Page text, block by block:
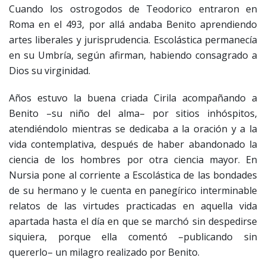
Cuando los ostrogodos de Teodorico entraron en
Roma en el 493, por allá andaba Benito aprendiendo
artes liberales y jurisprudencia. Escolástica permanecía
en su Umbría, según afirman, habiendo consagrado a
Dios su virginidad.
Años estuvo la buena criada Cirila acompañando a
Benito –su niño del alma– por sitios inhóspitos,
atendiéndolo mientras se dedicaba a la oración y a la
vida contemplativa, después de haber abandonado la
ciencia de los hombres por otra ciencia mayor. En
Nursia pone al corriente a Escolástica de las bondades
de su hermano y le cuenta en panegírico interminable
relatos de las virtudes practicadas en aquella vida
apartada hasta el día en que se marchó sin despedirse
siquiera, porque ella comentó –publicando sin
quererlo– un milagro realizado por Benito.